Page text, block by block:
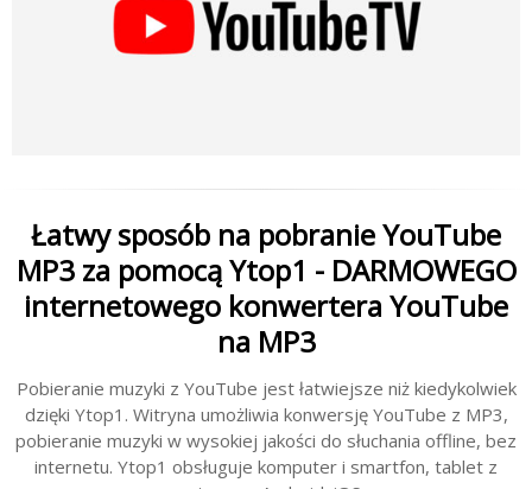
Łatwy sposób na pobranie YouTube
MP3 za pomocą Ytop1 - DARMOWEGO
internetowego konwertera YouTube
na MP3
Pobieranie muzyki z YouTube jest łatwiejsze niż kiedykolwiek
dzięki Ytop1. Witryna umożliwia konwersję YouTube z MP3,
pobieranie muzyki w wysokiej jakości do słuchania offline, bez
internetu. Ytop1 obsługuje komputer i smartfon, tablet z